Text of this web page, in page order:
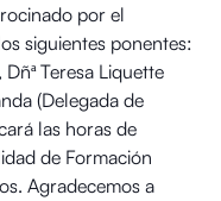
por el
siguientes ponentes:
Teresa Liquette
(Delegada de
las horas de
de Formación
Agradecemos a